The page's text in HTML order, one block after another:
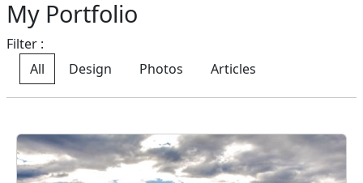
My Portfolio
Filter :
All
Design Photos Articles